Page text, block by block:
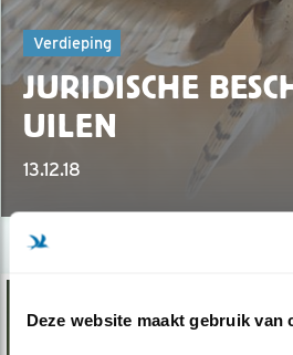
Deze website maakt gebruik van
Verdieping
JURIDISCHE
UILEN
13.12.18